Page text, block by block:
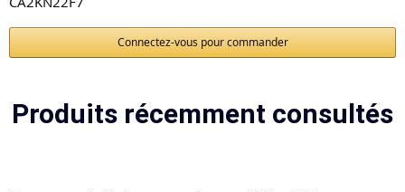
Connectez-vous pour commander
Produits récemment consultés